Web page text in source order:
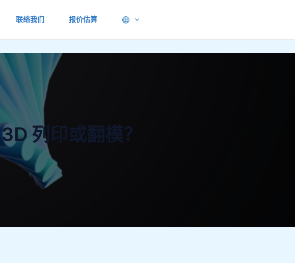
联络我们 报价估算
列印或翻模？